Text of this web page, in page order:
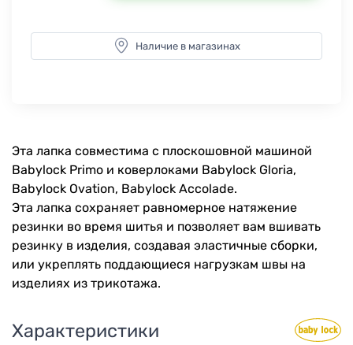
Наличие в магазинах
Эта лапка совместима с плоскошовной машиной
Babylock Primo и коверлоками Babylock Gloria,
Babylock Ovation, Babylock Accolade.
Эта лапка сохраняет равномерное натяжение
резинки во время шитья и позволяет вам вшивать
резинку в изделия, создавая эластичные сборки,
или укреплять поддающиеся нагрузкам швы на
изделиях из трикотажа.
Характеристики